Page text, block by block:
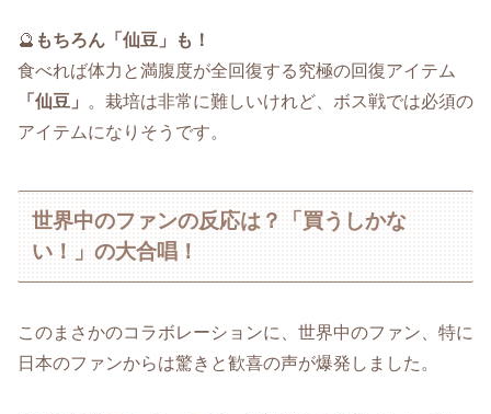
🔮 もちろん「仙豆」も！
食べれば体力と満腹度が全回復する究極の回復アイテム
「仙豆」
。栽培は非常に難しいけれど、ボス戦では必須の
アイテムになりそうです。
世界中のファンの反応は？「買うしかな
い！」の大合唱！
このまさかのコラボレーションに、世界中のファン、特に
日本のファンからは驚きと歓喜の声が爆発しました。